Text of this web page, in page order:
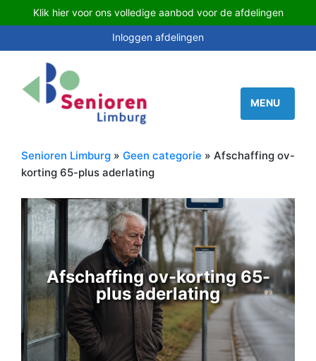
Klik hier voor ons volledige aanbod voor de afdelingen
Inloggen afdelingen
Senioren Limburg » Geen categorie » Afschaffing ov-
korting 65-plus aderlating
Afschaffing ov-korting 65-
plus aderlating